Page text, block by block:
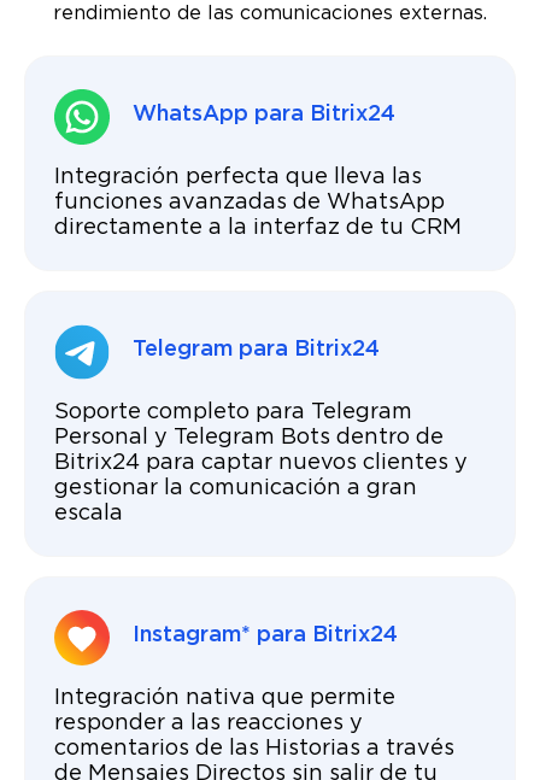
rendimiento de las comunicaciones externas.
WhatsApp para Bitrix24
Integración perfecta que lleva las
funciones avanzadas de WhatsApp
directamente a la interfaz de tu CRM
Telegram para Bitrix24
Soporte completo para Telegram
Personal y Telegram Bots dentro de
Bitrix24 para captar nuevos clientes y
gestionar la comunicación a gran
escala
Instagram* para Bitrix24
Integración nativa que permite
responder a las reacciones y
comentarios de las Historias a través
de Mensajes Directos sin salir de tu